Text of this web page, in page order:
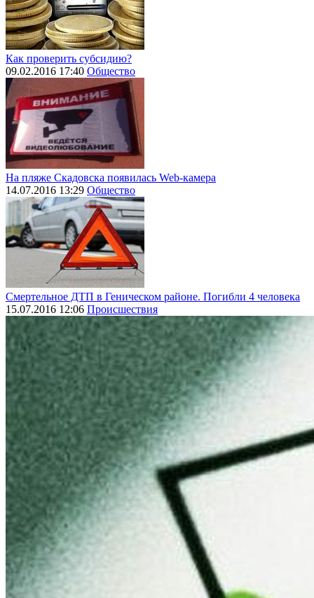
Как проверить субсидию?
09.02.2016 17:40 Общество
На пляже Скадовска появилась Web-камера
14.07.2016 13:29 Общество
Смертельное ДТП в Геническом районе. Погибли 4 человека
15.07.2016 12:06 Происшествия